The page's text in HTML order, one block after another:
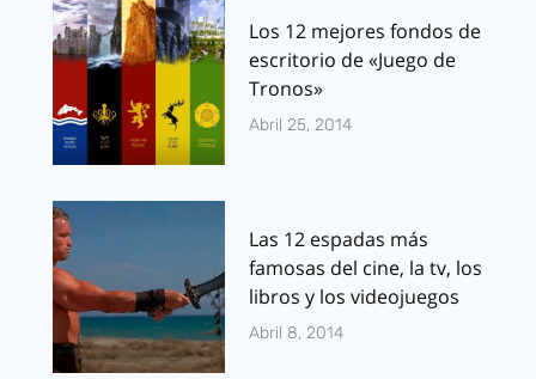
Los 12 mejores fondos de
escritorio de «Juego de
Tronos»
Abril 25, 2014
Las 12 espadas más
famosas del cine, la tv, los
libros y los videojuegos
Abril 8, 2014